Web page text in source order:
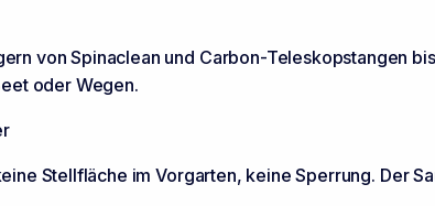
von Spinaclean und Carbon-Teleskopstangen
oder Wegen.
Stellfläche im Vorgarten, keine Sperrung. Der